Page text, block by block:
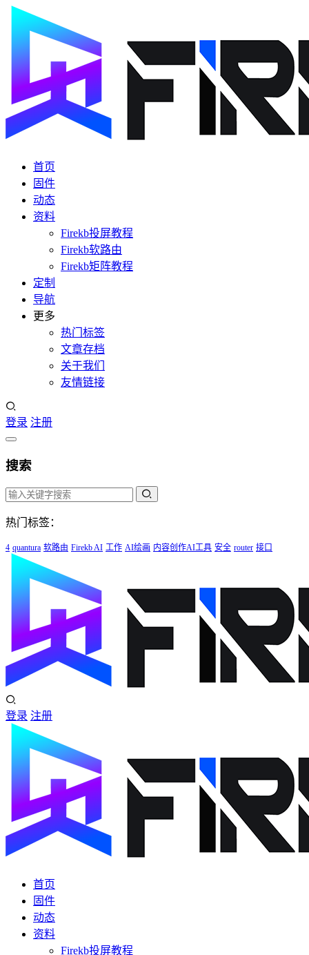
首页
固件
动态
资料
Firekb投屏教程
Firekb软路由
Firekb矩阵教程
定制
导航
更多
热门标签
文章存档
关于我们
友情链接
登录 注册
搜索
热门标签：
4 quantura 软路由 Firekb AI 工作 AI绘画 内容创作AI工具 安全 router 接口
登录 注册
首页
固件
动态
资料
Firekb投屏教程